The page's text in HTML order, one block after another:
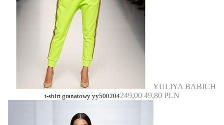
YULIYA BABICH
t-shirt granatowy yy500204249,00 49,80 PLN